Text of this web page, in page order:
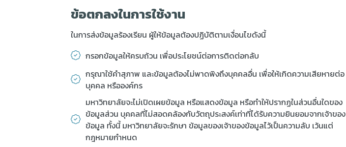
ข้อตกลงในการใช้งาน
ในการส่งข้อมูลร้องเรียน ผู้ให้ข้อมูลต้องปฏิบัติตามเงื่อนไขดังนี้
กรอกข้อมูลให้ครบถ้วน เพื่อประโยชน์ต่อการติดต่อกลับ
กรุณาใช้คำสุภาพ และข้อมูลต้องไม่พาดพิงถึงบุคคลอื่น เพื่อให้เกิดความเสียหายต่อ
บุคคล หรือองค์กร
มหาวิทยาลัยจะไม่เปิดเผยข้อมูล หรือแสดงข้อมูล หรือทำให้ปรากฏในส่วนอื่นใดของ
ข้อมูลส่วน บุคคลที่ไม่สอดคล้องกับวัตถุประสงค์เท่าที่ได้รับความยินยอมจากเจ้าของ
ข้อมูล ทั้งนี้ มหาวิทยาลัยจะรักษา ข้อมูลของเจ้าของข้อมูลไว้เป็นความลับ เว้นแต่
กฎหมายกำหนด